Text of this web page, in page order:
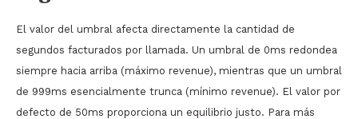
El valor del umbral afecta directamente la cantidad de
segundos facturados por llamada. Un umbral de 0ms redondea
siempre hacia arriba (máximo revenue), mientras que un umbral
de 999ms esencialmente trunca (mínimo revenue). El valor por
defecto de 50ms proporciona un equilibrio justo. Para más